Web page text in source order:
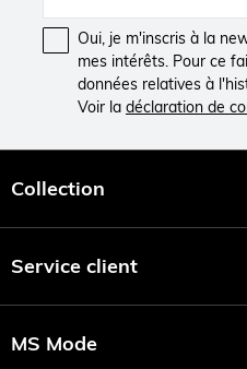
Oui, je m'inscris à la
mes intérêts. Pour ce
données relatives à
Voir la déclaration de
Collection
Service client
MS Mode